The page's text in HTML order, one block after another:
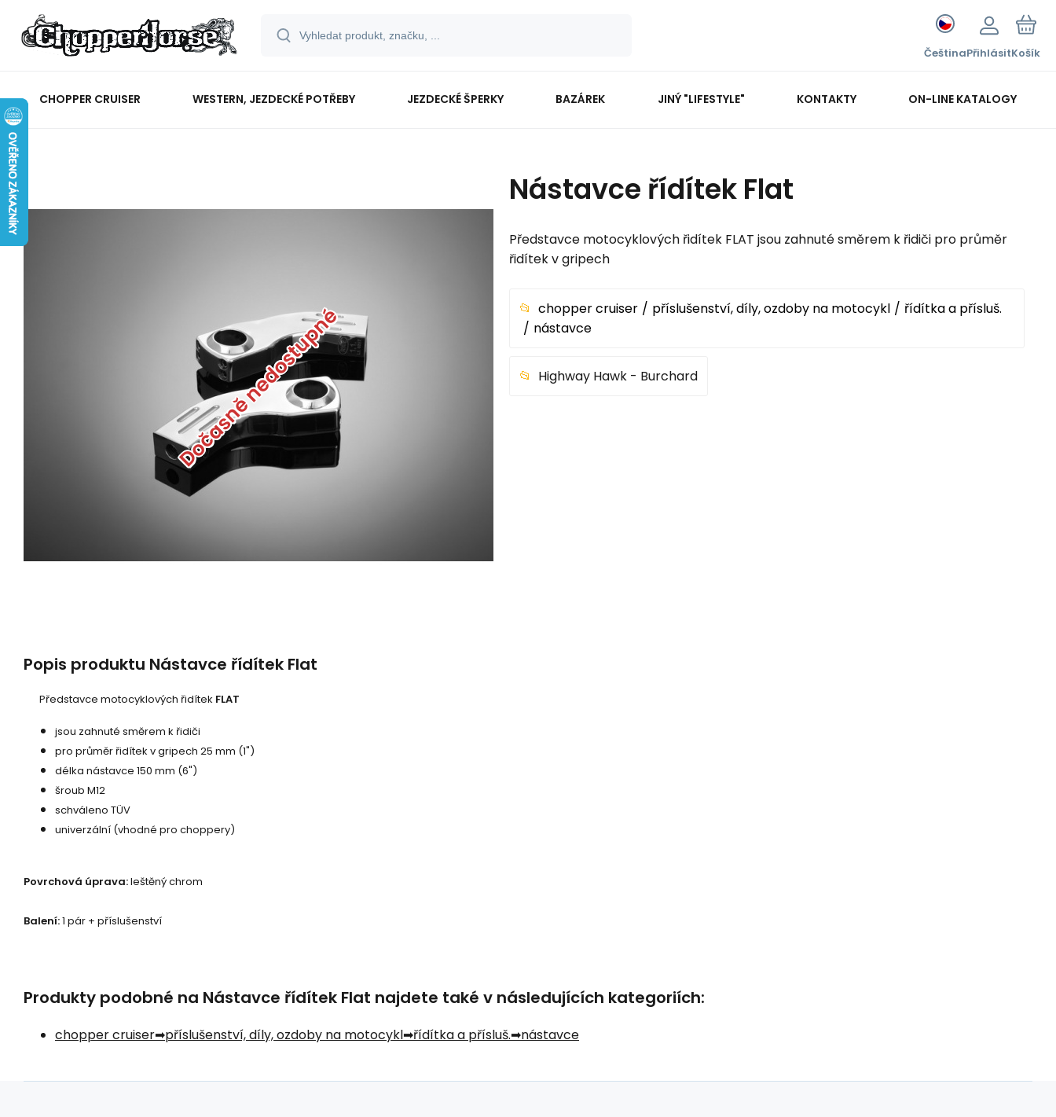
ČeštinaPřihlásitKošík
CHOPPER CRUISER WESTERN, JEZDECKÉ POTŘEBY JEZDECKÉ ŠPERKY BAZÁREK JINÝ "LIFESTYLE" KONTAKTY ON-LINE KATALOGY
Dočasně nedostupné
Nástavce řídítek Flat
Představce motocyklových řidítek FLAT jsou zahnuté směrem k řidiči pro průměr
řidítek v gripech
chopper cruiser příslušenství, díly, ozdoby na motocykl
řídítka a přísluš.
nástavce
Highway Hawk - Burchard
Popis produktu Nástavce řídítek Flat
Představce motocyklových řidítek FLAT
jsou zahnuté směrem k řidiči
pro průměr řidítek v gripech 25 mm (1")
délka nástavce 150 mm (6")
šroub M12
schváleno TÜV
univerzální (vhodné pro choppery)
Povrchová úprava:leštěný chrom
Balení:1 pár + příslušenství
Produkty podobné na Nástavce řídítek Flat najdete také v následujících kategoriích:
chopper cruiser příslušenství, díly, ozdoby na motocykl řídítka a přísluš. nástavce